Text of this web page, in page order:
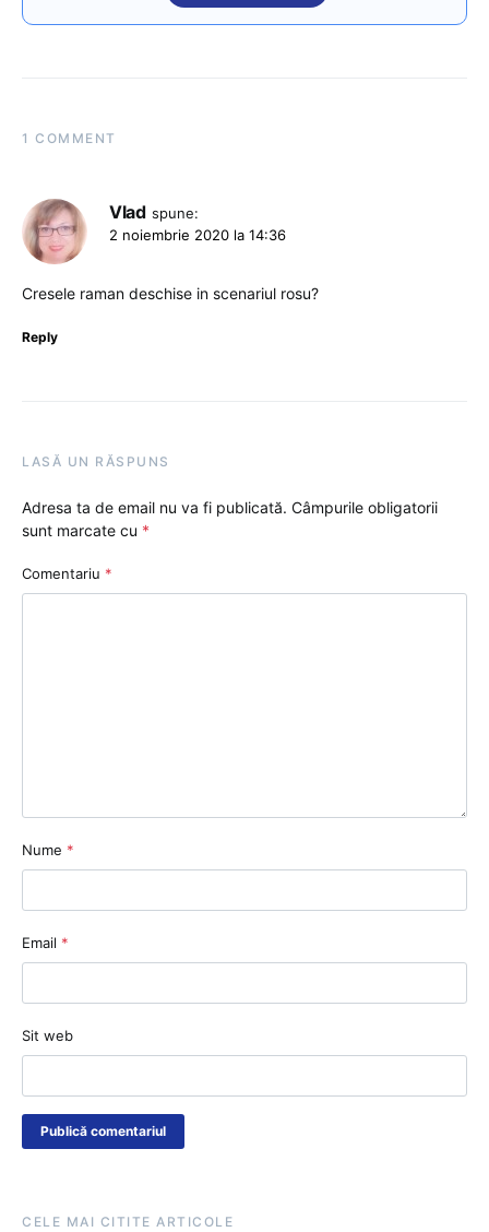
1 COMMENT
Vlad spune:
2 noiembrie 2020 la 14:36
Cresele raman deschise in scenariul rosu?
Reply
LASĂ UN RĂSPUNS
Adresa ta de email nu va fi publicată. Câmpurile obligatorii
sunt marcate cu *
Comentariu *
Nume *
Email *
Sit web
CELE MAI CITITE ARTICOLE